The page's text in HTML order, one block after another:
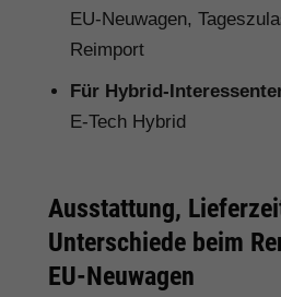
EU-Neuwagen,
Reimport
Für Hybrid-
E-Tech Hybrid
Ausstattung,
Unterschiede beim
EU-Neuwagen